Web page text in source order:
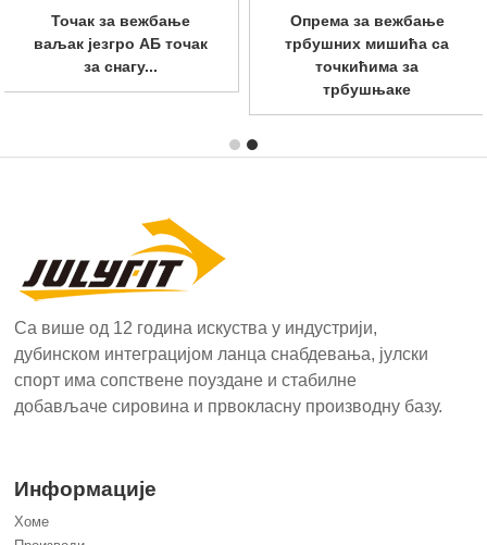
Точак за вежбање
ваљак језгро АБ точак
за снагу...
Опрема за вежбање
трбушних мишића са
точкићима за
трбушњаке
Са више од 12 година искуства у индустрији,
дубинском интеграцијом ланца снабдевања, јулски
спорт има сопствене поуздане и стабилне
добављаче сировина и првокласну производну базу.
Информације
Хоме